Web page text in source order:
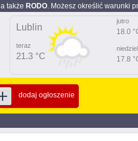
a także RODO. Możesz określić warunki
Lublin
teraz
21.3 °C
jutro
18.0
17.8
dodaj ogłoszenie